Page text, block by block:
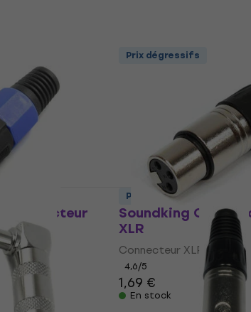
Connecteur
Prix dégressifs
Soundking CA 113
XLR
Connecteur XLR
4,6/5
1,69 €
En stock
Prix dégressifs